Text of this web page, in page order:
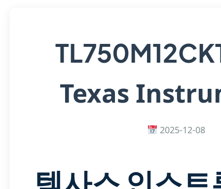
Texas
2025-12-08